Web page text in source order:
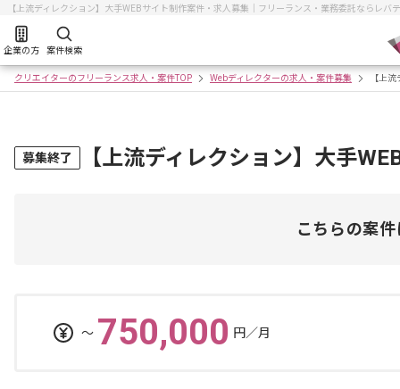
【上流ディレクション】大手WEBサイト制作案件・求人募集｜フリーランス・業務委託ならレバ
企業の方 案件検索
クリエイターのフリーランス求人・案件TOP Webディレクターの求人・案件募集 【上
募集終了 【上流ディレクション】大手
こちらの案
〜 750,000 円／月